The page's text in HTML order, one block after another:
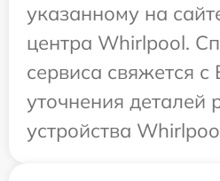
указанному на
центра Whirlpool.
сервиса свяжется
уточнения деталей
устройства